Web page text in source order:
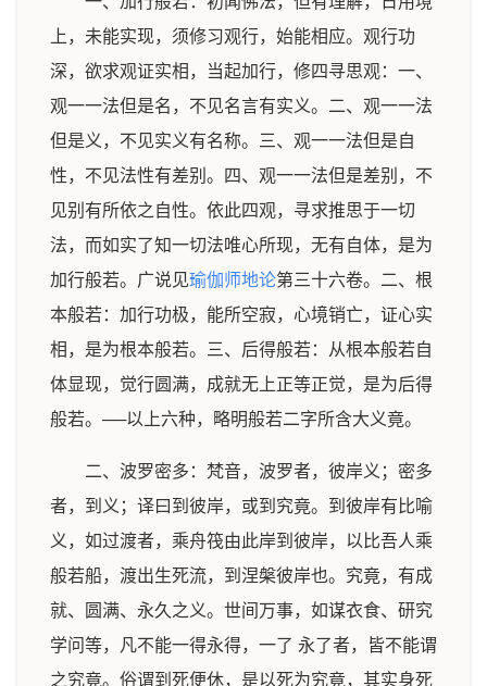
上，未能实现，须修习观行，始能相应。观行功
深，欲求观证实相，当起加行，修四寻思观：一、
观一一法但是名，不见名言有实义。二、观一一法
但是义，不见实义有名称。三、观一一法但是自
性，不见法性有差别。四、观一一法但是差别，不
见别有所依之自性。依此四观，寻求推思于一切
法，而如实了知一切法唯心所现，无有自体，是为
加行般若。广说见瑜伽师地论第三十六卷。二、根
本般若：加行功极，能所空寂，心境销亡，证心实
相，是为根本般若。三、后得般若：从根本般若自
体显现，觉行圆满，成就无上正等正觉，是为后得
般若。──以上六种，略明般若二字所含大义竟。
二、波罗密多：梵音，波罗者，彼岸义；密多
者，到义；译曰到彼岸，或到究竟。到彼岸有比喻
义，如过渡者，乘舟筏由此岸到彼岸，以比吾人乘
般若船，渡出生死流，到涅槃彼岸也。究竟，有成
就、圆满、永久之义。世间万事，如谋衣食、研究
学问等，凡不能一得永得，一了 永了者，皆不能谓
之究竟。俗谓到死便休，是以死为究竟，其实身死